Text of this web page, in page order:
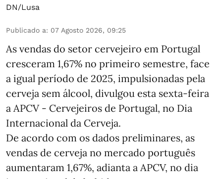
DN/Lusa
Publicado a: 07 Agosto 2026, 09:25
As vendas do setor cervejeiro em Portugal
cresceram 1,67% no primeiro semestre, face
a igual período de 2025, impulsionadas pela
cerveja sem álcool, divulgou esta sexta-feira
a APCV - Cervejeiros de Portugal, no Dia
Internacional da Cerveja.
De acordo com os dados preliminares, as
vendas de cerveja no mercado português
aumentaram 1,67%, adianta a APCV, no dia